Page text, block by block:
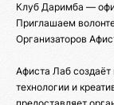
Клуб Даримба —
Приглашаем
Организаторов
Афиста Лаб
технологии и